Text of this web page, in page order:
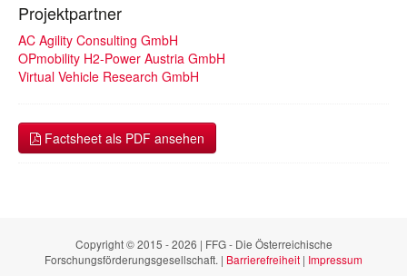
Projektpartner
AC Agility Consulting GmbH
OPmobility H2-Power Austria GmbH
Virtual Vehicle Research GmbH
Factsheet als PDF ansehen
Copyright © 2015 - 2026 | FFG - Die Österreichische
Forschungsförderungsgesellschaft. | Barrierefreiheit | Impressum